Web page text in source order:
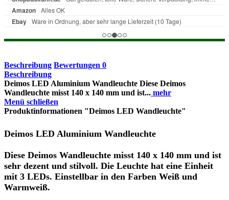
Beschreibung Bewertungen 0
Beschreibung
Deimos LED Aluminium Wandleuchte Diese Deimos
Wandleuchte misst 140 x 140 mm und ist... mehr
Menü schließen
Produktinformationen "Deimos LED Wandleuchte"
Deimos LED Aluminium Wandleuchte
Diese Deimos Wandleuchte misst 140 x 140 mm und ist
sehr dezent und stilvoll. Die Leuchte hat eine Einheit
mit 3 LEDs. Einstellbar in den Farben Weiß und
Warmweiß.